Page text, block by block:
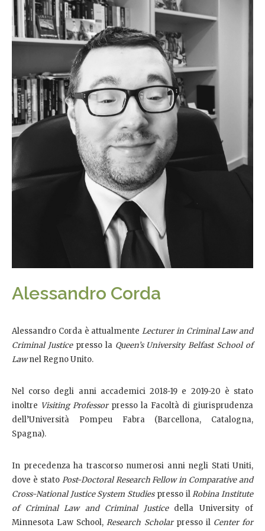
Alessandro Corda
Alessandro Corda è attualmente Lecturer in Criminal Law and
Criminal Justicepresso la Queen’s University Belfast School of
Lawnel Regno Unito.
Nel corso degli anni accademici 2018-19 e 2019-20 è stato
inoltre Visiting Professor presso la Facoltà di giurisprudenza
dell’Università Pompeu Fabra (Barcellona, Catalogna,
Spagna).
In precedenza ha trascorso numerosi anni negli Stati Uniti,
dove è stato Post-Doctoral Research Fellow in Comparative and
Cross-National Justice System Studies presso ilRobina Institute
of Criminal Law and Criminal Justicedella University of
Minnesota Law School,Research Scholarpresso il Center for